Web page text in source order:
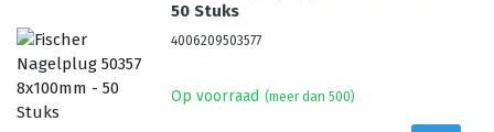
50 Stuks
4006209503577
Op voorraad (meer dan 500)